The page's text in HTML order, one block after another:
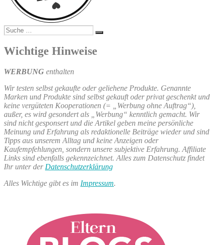
Suche
nach:
Suchen
Wichtige Hinweise
WERBUNG enthalten
Wir testen selbst gekaufte oder geliehene Produkte. Genannte
Marken und Produkte sind selbst gekauft oder privat geschenkt und
keine vergüteten Kooperationen (= „Werbung ohne Auftrag“),
außer, es wird gesondert als „Werbung“ kenntlich gemacht. Wir
sind nicht gesponsert und die Artikel geben meine persönliche
Meinung und Erfahrung als redaktionelle Beiträge wieder und sind
Tipps aus unserem Alltag und keine Anzeigen oder
Kaufempfehlungen, sondern unsere subjektive Erfahrung. Affiliate
Links sind ebenfalls gekennzeichnet. Alles zum Datenschutz findet
Ihr unter der Datenschutzerklärung
Alles Wichtige gibt es im Impressum.